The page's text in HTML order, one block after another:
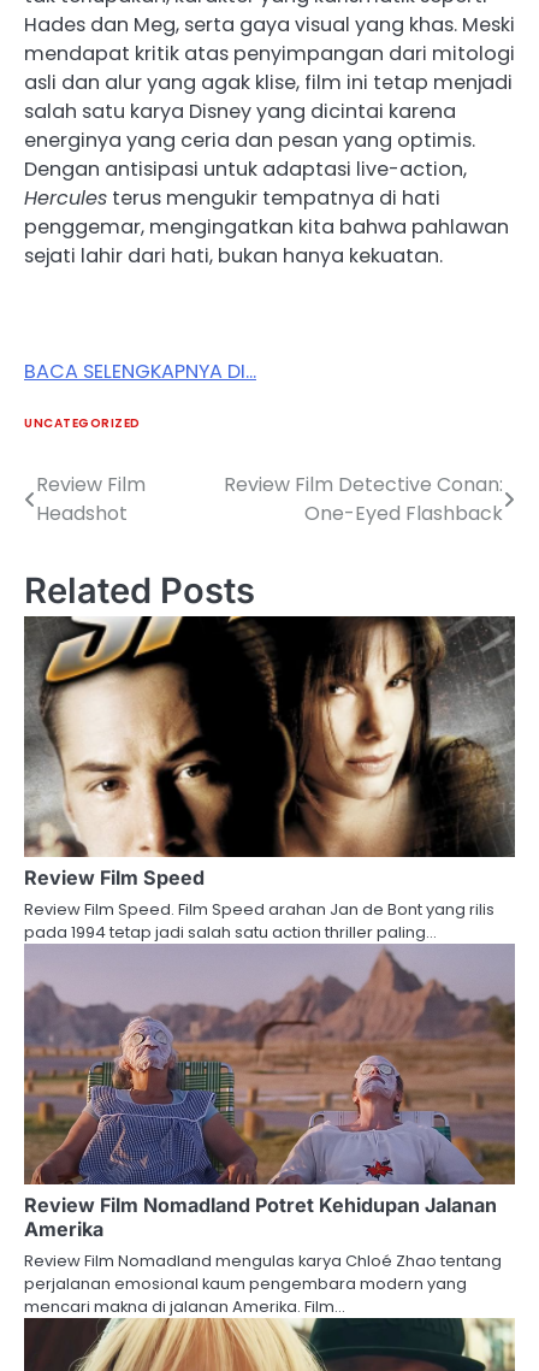
Hades dan Meg, serta gaya visual yang khas. Meski
mendapat kritik atas penyimpangan dari mitologi
asli dan alur yang agak klise, film ini tetap menjadi
salah satu karya Disney yang dicintai karena
energinya yang ceria dan pesan yang optimis.
Dengan antisipasi untuk adaptasi live-action,
Hercules terus mengukir tempatnya di hati
penggemar, mengingatkan kita bahwa pahlawan
sejati lahir dari hati, bukan hanya kekuatan.
BACA SELENGKAPNYA DI…
UNCATEGORIZED
Post
Review Film
Headshot
Review Film Detective Conan:
One-Eyed Flashback
Related Posts
Review Film Speed
Review Film Speed. Film Speed arahan Jan de Bont yang rilis
pada 1994 tetap jadi salah satu action thriller paling…
Review Film Nomadland Potret Kehidupan Jalanan
Amerika
Review Film Nomadland mengulas karya Chloé Zhao tentang
perjalanan emosional kaum pengembara modern yang
mencari makna di jalanan Amerika. Film…